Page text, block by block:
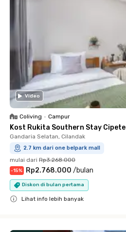
Video
Coliving • Campur
Kost Rukita Southern Stay Cipete
Gandaria Selatan, Cilandak
2.7 km dari one belpark mall
mulai dari Rp3.268.000
-15% Rp2.768.000 /bulan
Diskon di bulan pertama
Lihat info lebih banyak